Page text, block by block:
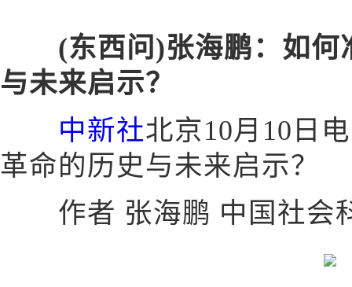
(东西问)张海鹏：如
与未来启示？
中新社北京10月10日
革命的历史与未来启示？
作者 张海鹏 中国社会